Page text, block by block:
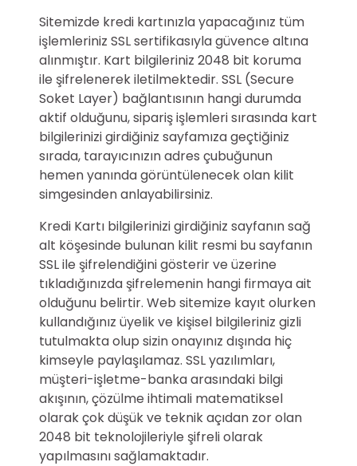
Sitemizde kredi kartınızla yapacağınız tüm
işlemleriniz SSL sertifikasıyla güvence altına
alınmıştır. Kart bilgileriniz 2048 bit koruma
ile şifrelenerek iletilmektedir. SSL (Secure
Soket Layer) bağlantısının hangi durumda
aktif olduğunu, sipariş işlemleri sırasında kart
bilgilerinizi girdiğiniz sayfamıza geçtiğiniz
sırada, tarayıcınızın adres çubuğunun
hemen yanında görüntülenecek olan kilit
simgesinden anlayabilirsiniz.
Kredi Kartı bilgilerinizi girdiğiniz sayfanın sağ
alt köşesinde bulunan kilit resmi bu sayfanın
SSL ile şifrelendiğini gösterir ve üzerine
tıkladığınızda şifrelemenin hangi firmaya ait
olduğunu belirtir. Web sitemize kayıt olurken
kullandığınız üyelik ve kişisel bilgileriniz gizli
tutulmakta olup sizin onayınız dışında hiç
kimseyle paylaşılamaz. SSL yazılımları,
müşteri-işletme-banka arasındaki bilgi
akışının, çözülme ihtimali matematiksel
olarak çok düşük ve teknik açıdan zor olan
2048 bit teknolojileriyle şifreli olarak
yapılmasını sağlamaktadır.